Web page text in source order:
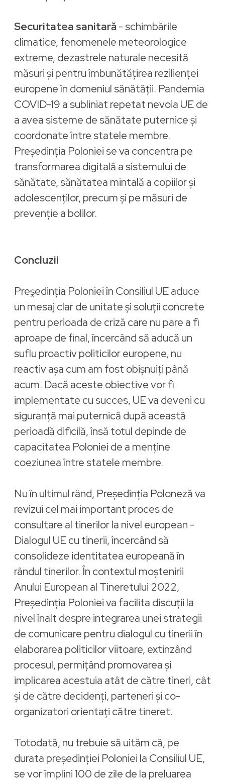
Securitatea sanitară- schimbările
climatice, fenomenele meteorologice
extreme, dezastrele naturale necesită
măsuri și pentru îmbunătățirea rezilienței
europene în domeniul sănătății. Pandemia
COVID-19 a subliniat repetat nevoia UE de
a avea sisteme de sănătate puternice și
coordonate între statele membre.
Președinția Poloniei se va concentra pe
transformarea digitală a sistemului de
sănătate, sănătatea mintală a copiilor și
adolescenților, precum și pe măsuri de
prevenție a bolilor.
Concluzii
Preşedinția Poloniei în Consiliul UE aduce
un mesaj clar de unitate și soluții concrete
pentru perioada de criză care nu pare a fi
aproape de final, încercând să aducă un
suflu proactiv politicilor europene, nu
reactiv așa cum am fost obișnuiți până
acum. Dacă aceste obiective vor fi
implementate cu succes, UE va deveni cu
siguranță mai puternică după această
perioadă dificilă, însă totul depinde de
capacitatea Poloniei de a menține
coeziunea între statele membre.
Nu în ultimul rând, Președinția Poloneză va
revizui cel mai important proces de
consultare al tinerilor la nivel european -
Dialogul UE cu tinerii, încercând să
consolideze identitatea europeană în
rândul tinerilor. În contextul moștenirii
Anului European al Tineretului 2022,
Președinția Poloniei va facilita discuții la
nivel înalt despre integrarea unei strategii
de comunicare pentru dialogul cu tinerii în
elaborarea politicilor viitoare, extinzând
procesul, permițând promovarea și
implicarea acestuia atât de către tineri, cât
și de către decidenți, parteneri și co-
organizatori orientați către tineret.
Totodată, nu trebuie să uităm că, pe
durata președinției Poloniei la Consiliul UE,
se vor împlini 100 de zile de la preluarea